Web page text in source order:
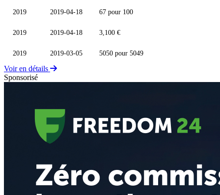
2019 2019-04-18 67 pour 100
2019 2019-04-18 3,100 €
2019 2019-03-05 5050 pour 5049
Voir en détails
Sponsorisé